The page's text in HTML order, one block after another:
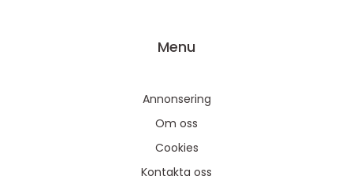
Menu
Annonsering
Om oss
Cookies
Kontakta oss
På vores website bruges cookies til at huske dine